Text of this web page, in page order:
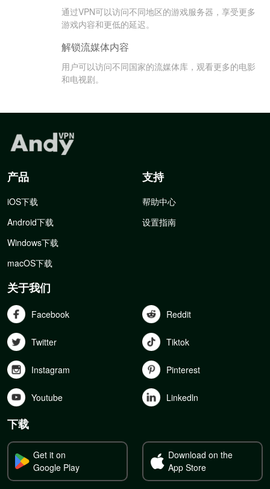
通过VPN可以访问不同地区的游戏服务器，享受更多
游戏内容和更低的延迟。
解锁流媒体内容
用户可以访问不同国家的流媒体库，观看更多的电影
和电视剧。
产品
iOS下载
Android下载
Windows下载
macOS下载
支持
帮助中心
设置指南
关于我们
Facebook Reddit
Twitter Tiktok
Instagram Pinterest
Youtube Linkedln
下载
Get it on
Google Play
Download on the
App Store